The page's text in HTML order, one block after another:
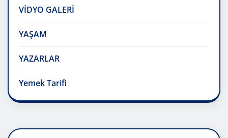
VİDYO GALERİ
YAŞAM
YAZARLAR
Yemek Tarifi